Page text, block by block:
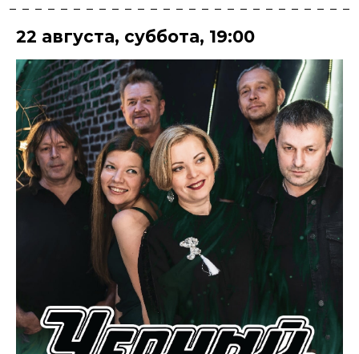
22 августа, суббота, 19:00